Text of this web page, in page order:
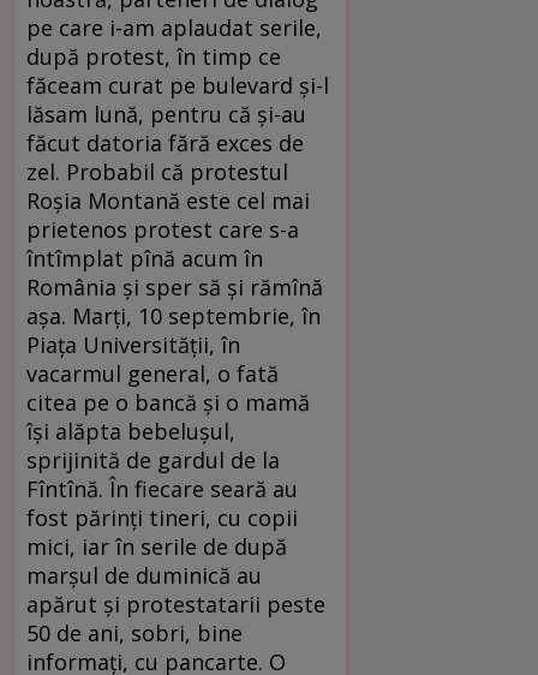
pe care i-am aplaudat serile,
după protest, în timp ce
făceam curat pe bulevard şi-l
lăsam lună, pentru că şi-au
făcut datoria fără exces de
zel. Probabil că protestul
Roşia Montană este cel mai
prietenos protest care s-a
întîmplat pînă acum în
România şi sper să şi rămînă
aşa. Marţi, 10 septembrie, în
Piaţa Universităţii, în
vacarmul general, o fată
citea pe o bancă şi o mamă
îşi alăpta bebeluşul,
sprijinită de gardul de la
Fîntînă. În fiecare seară au
fost părinţi tineri, cu copii
mici, iar în serile de după
marşul de duminică au
apărut şi protestatarii peste
50 de ani, sobri, bine
informaţi, cu pancarte. O